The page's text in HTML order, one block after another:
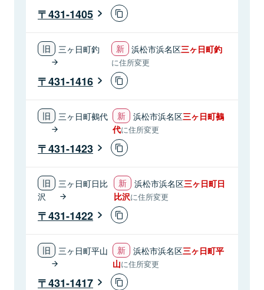
431-1405
三ヶ日町釣 浜松市浜名区三ヶ日町釣
に住所変更
431-1416
三ヶ日町鵺代 浜松市浜名区三ヶ日町鵺
代に住所変更
431-1423
三ヶ日町日比
沢
浜松市浜名区三ヶ日町日
比沢に住所変更
431-1422
三ヶ日町平山 浜松市浜名区三ヶ日町平
山に住所変更
431-1417